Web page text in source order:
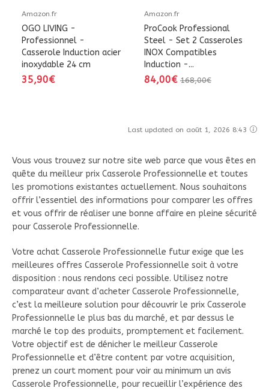
Amazon.fr
OGO LIVING -
Professionnel -
Casserole Induction acier
inoxydable 24 cm
35,90€
Amazon.fr
ProCook Professional
Steel - Set 2 Casseroles
INOX Compatibles
Induction -...
84,00€ 168,00€
Last updated on août 1, 2026 8:43
Vous vous trouvez sur notre site web parce que vous êtes en
quête du meilleur prix Casserole Professionnelle et toutes
les promotions existantes actuellement. Nous souhaitons
offrir l’essentiel des informations pour comparer les offres
et vous offrir de réaliser une bonne affaire en pleine sécurité
pour Casserole Professionnelle.
Votre achat Casserole Professionnelle futur exige que les
meilleures offres Casserole Professionnelle soit à votre
disposition : nous rendons ceci possible. Utilisez notre
comparateur avant d’acheter Casserole Professionnelle,
c’est la meilleure solution pour découvrir le prix Casserole
Professionnelle le plus bas du marché, et par dessus le
marché le top des produits, promptement et facilement.
Votre objectif est de dénicher le meilleur Casserole
Professionnelle et d’être content par votre acquisition,
prenez un court moment pour voir au minimum un avis
Casserole Professionnelle, pour recueillir l’expérience des